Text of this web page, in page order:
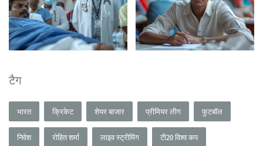
टैग
भारत क्रिकेट शेयर बाजार प्रीमियर लीग फुटबॉल
निवेश रोहित शर्मा लाइव स्ट्रीमिंग टी20 विश्व कप